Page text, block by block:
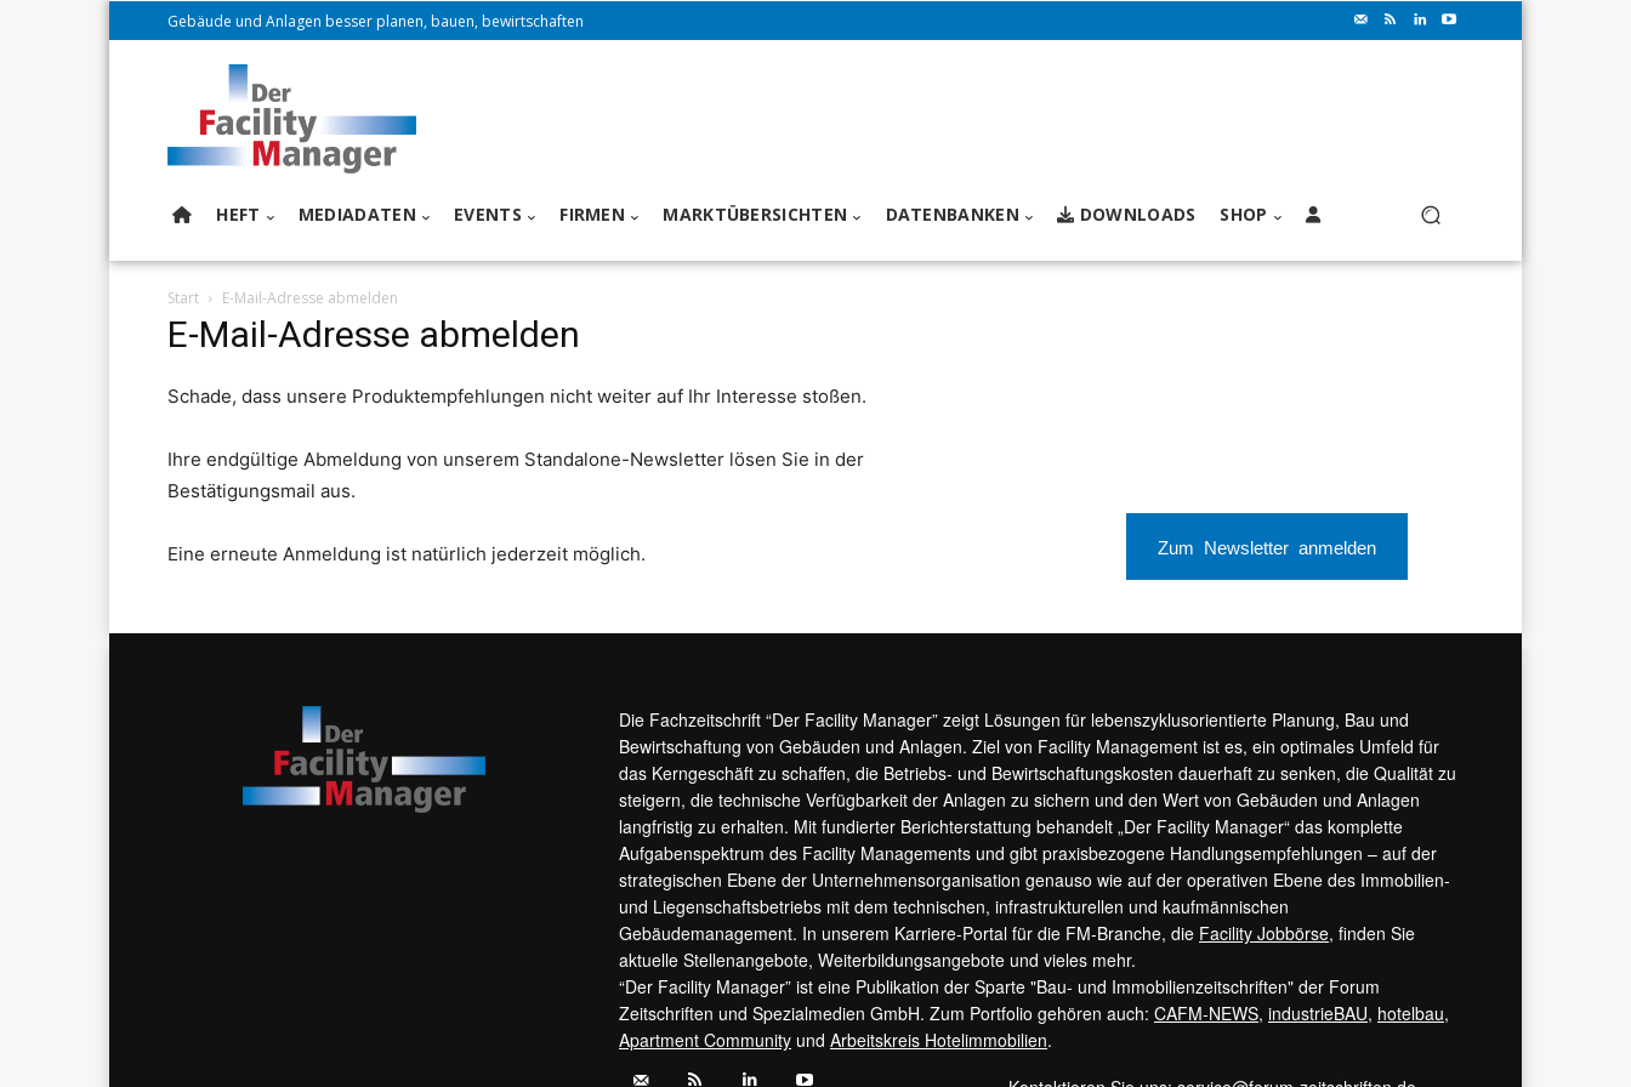
Gebäude und Anlagen besser planen, bauen, bewirtschaften
HEFT MEDIADATEN EVENTS FIRMEN MARKTÜBERSICHTEN DATENBANKEN DOWNLOADS SHOP
Start E-Mail-Adresse abmelden
E-Mail-Adresse abmelden
Schade, dass unsere Produktempfehlungen nicht weiter auf Ihr Interesse stoßen.
Ihre endgültige Abmeldung von unserem Standalone-Newsletter lösen Sie in der
Bestätigungsmail aus.
Eine erneute Anmeldung ist natürlich jederzeit möglich. Zum Newsletter anmelden
Die Fachzeitschrift “Der Facility Manager” zeigt Lösungen für lebenszyklusorientierte Planung, Bau und
Bewirtschaftung von Gebäuden und Anlagen. Ziel von Facility Management ist es, ein optimales Umfeld für
das Kerngeschäft zu schaffen, die Betriebs- und Bewirtschaftungskosten dauerhaft zu senken, die Qualität zu
steigern, die technische Verfügbarkeit der Anlagen zu sichern und den Wert von Gebäuden und Anlagen
langfristig zu erhalten. Mit fundierter Berichterstattung behandelt „Der Facility Manager“ das komplette
Aufgabenspektrum des Facility Managements und gibt praxisbezogene Handlungsempfehlungen – auf der
strategischen Ebene der Unternehmensorganisation genauso wie auf der operativen Ebene des Immobilien-
und Liegenschaftsbetriebs mit dem technischen, infrastrukturellen und kaufmännischen
Gebäudemanagement. In unserem Karriere-Portal für die FM-Branche, die Facility Jobbörse, finden Sie
aktuelle Stellenangebote, Weiterbildungsangebote und vieles mehr.
“Der Facility Manager” ist eine Publikation der Sparte "Bau- und Immobilienzeitschriften" der Forum
Zeitschriften und Spezialmedien GmbH. Zum Portfolio gehören auch: CAFM-NEWS, industrieBAU, hotelbau,
Apartment Community und Arbeitskreis Hotelimmobilien.